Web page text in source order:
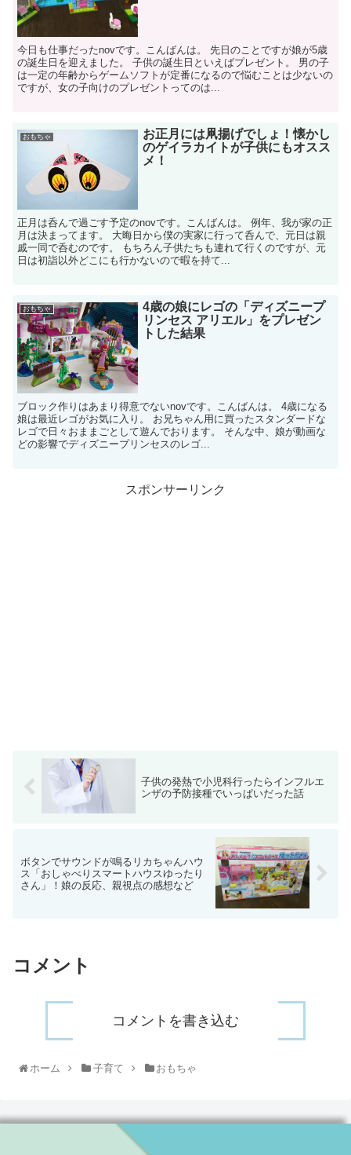
今日も仕事だったnovです。こんばんは。 先日のことですが娘が5歳
の誕生日を迎えました。 子供の誕生日といえばプレゼント。 男の子
は一定の年齢からゲームソフトが定番になるので悩むことは少ないの
ですが、女の子向けのプレゼントってのは...
おもちゃ
お正月には凧揚げでしょ！懐かし
のゲイラカイトが子供にもオスス
メ！
正月は呑んで過ごす予定のnovです。こんばんは。 例年、我が家の正
月は決まってます。 大晦日から僕の実家に行って呑んで、元日は親
戚一同で呑むのです。 もちろん子供たちも連れて行くのですが、元
日は初詣以外どこにも行かないので暇を持て...
おもちゃ
4歳の娘にレゴの「ディズニープ
リンセス アリエル」をプレゼン
トした結果
ブロック作りはあまり得意でないnovです。こんばんは。 4歳になる
娘は最近レゴがお気に入り。 お兄ちゃん用に買ったスタンダードな
レゴで日々おままごとして遊んでおります。 そんな中、娘が動画な
どの影響でディズニープリンセスのレゴ...
スポンサーリンク
子供の発熱で小児科行ったらインフルエ
ンザの予防接種でいっぱいだった話
ボタンでサウンドが鳴るリカちゃんハウ
ス「おしゃべりスマートハウスゆったり
さん」！娘の反応、親視点の感想など
コメント
コメントを書き込む
ホーム 子育て おもちゃ